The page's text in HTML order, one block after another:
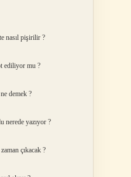
nasıl pişirilir ?
ediliyor mu ?
demek ?
nerede yazıyor ?
çıkacak ?